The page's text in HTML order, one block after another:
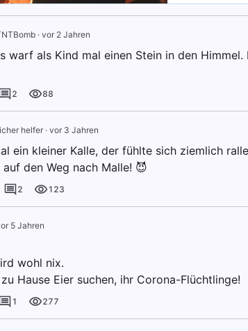
· vor 2 Jahren
warf als Kind mal einen Stein in den
2 88
helfer· vor 3 Jahren
ein kleiner Kalle, der fühlte sich ziemlich
den Weg nach Malle! 😈
2 123
5 Jahren
wohl nix.
Hause Eier suchen, ihr Corona-Flüchtlinge!
1 277